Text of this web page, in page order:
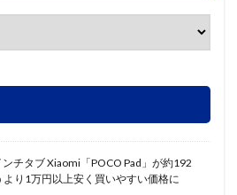
チタブ Xiaomi「POCO Pad」が約192
り1万円以上安く買いやすい価格に